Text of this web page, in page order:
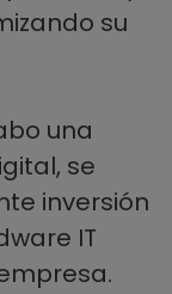
su
una
se
inversión
IT